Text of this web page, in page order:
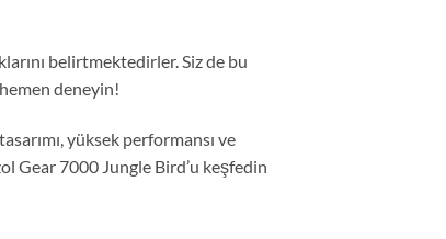
belirtmektedirler. Siz de bu
deneyin!
yüksek performansı ve
Gear 7000 Jungle Bird’u keşfedin